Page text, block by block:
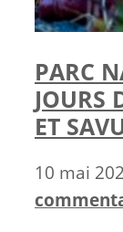
PARC
JOURS
ET
10 mai